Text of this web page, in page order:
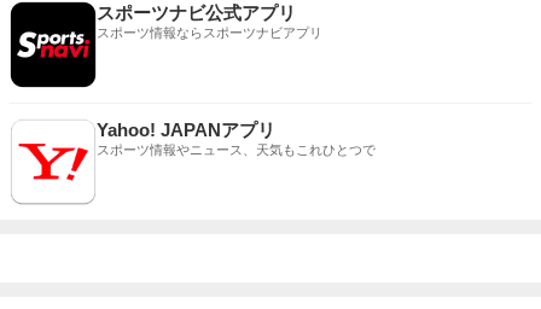
スポーツナビ公式アプリ
スポーツ情報ならスポーツナビアプリ
Yahoo! JAPANアプリ
スポーツ情報やニュース、天気もこれひとつで